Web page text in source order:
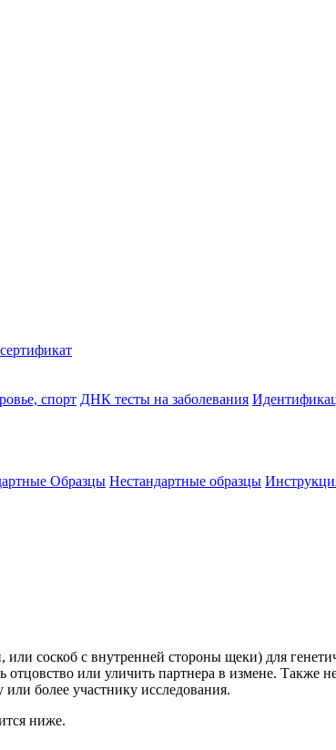
спорт ДНК тесты на заболевания
Образцы Нестандартные образцы
или соскоб с внутренней стороны щеки) для
или уличить партнера в измене. Также
более участнику исследования.
ниже.